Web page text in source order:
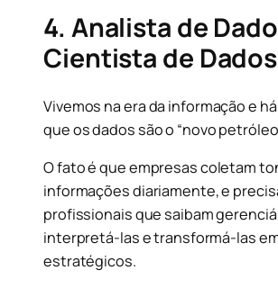
4. Analista de
Cientista de Dados
Vivemos na era da informação e
que os dados são o “novo
O fato é que empresas coletam
informações diariamente, e
profissionais que saibam
interpretá-las e transformá-las
estratégicos.